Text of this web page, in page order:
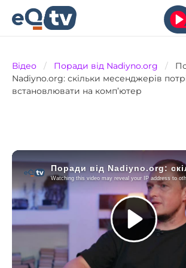
Відео / Поради від Nadiyno.org /
Nadiyno.org: скільки месенджерів
встановлювати на комп’ютер